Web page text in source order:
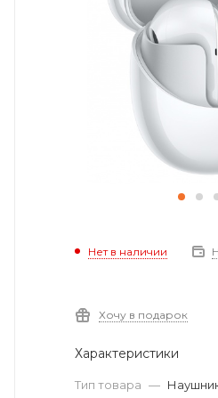
Нет в наличии
Хочу в подарок
Характеристики
Тип товара —